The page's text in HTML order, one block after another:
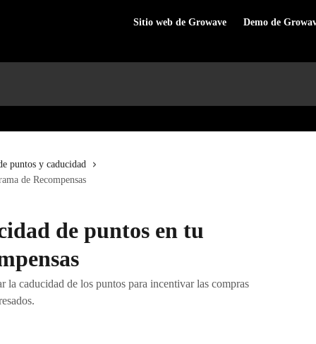
Sitio web de Growave Demo de
puntos y caducidad
de Recompensas
de puntos en tu
la caducidad de los puntos para incentivar las compras